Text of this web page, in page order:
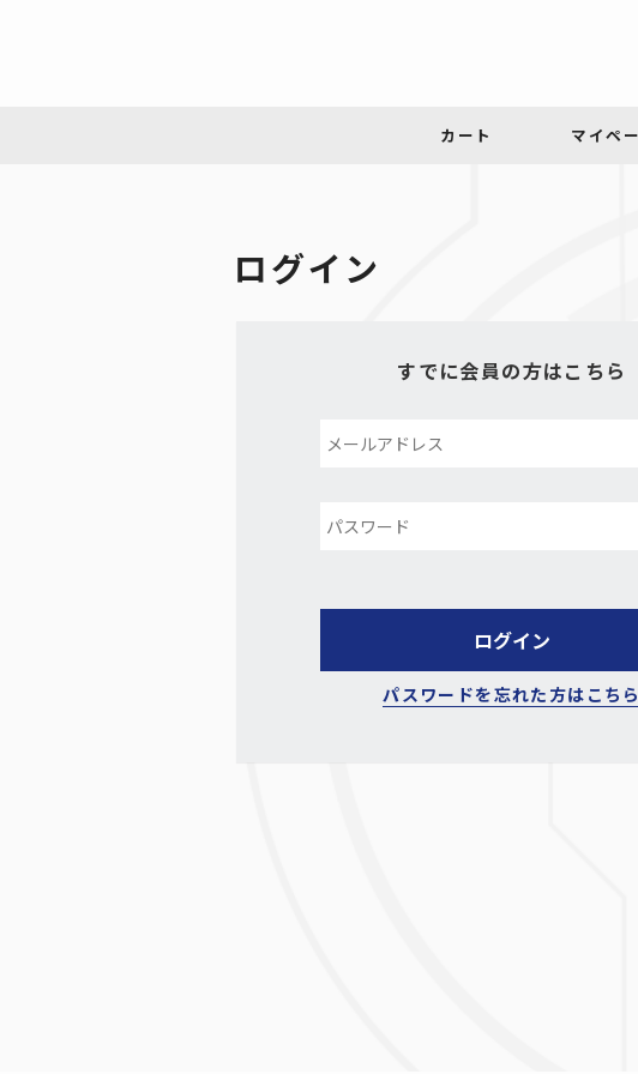
ログイン
すでに会員の方はこちら
パスワードを忘れた方はこちら